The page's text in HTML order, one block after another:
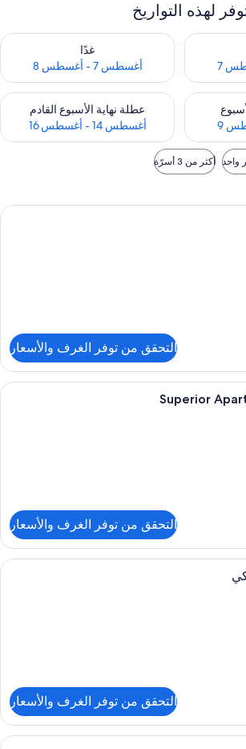
لهذه التواريخ
أغسطس 6 - أغسطس 7
غدًا
أغسطس 7 - أغسطس 8
تحقق من مدى التوفر لغد للفترة أغسطس
هذا الأسبوع للفترة أغسطس 7 - أغسطس 9
عطلة نهاية الأسبوع القادم
أغسطس 14 - أغسطس 16
تحقق من مدى التوفر لعطلة نهاية
واحد أكثر من 3 أسرّة
ألحفة محشوة بالريش وميني بار وخزنة
التحقق من توفر الغرف والأسعار
ألحفة محشوة بالريش وميني بار وخزنة
Superior
التحقق من توفر الغرف والأسعار
ألحفة محشوة بالريش وميني بار وخزنة
التحقق من توفر الغرف والأسعار
ألحفة محشوة بالريش وميني بار وخزنة